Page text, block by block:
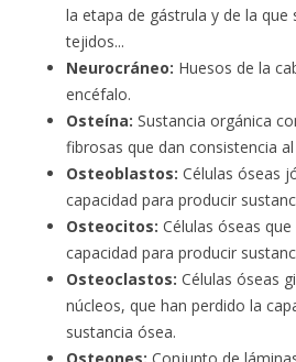
la etapa de gástrula y de la que
tejidos...
Neurocráneo: Huesos de la
encéfalo.
Osteína: Sustancia orgánica
fibrosas que dan consistencia
Osteoblastos: Células óseas
capacidad para producir
Osteocitos: Células óseas
capacidad para producir
Osteoclastos: Células óseas
núcleos, que han perdido la
sustancia ósea.